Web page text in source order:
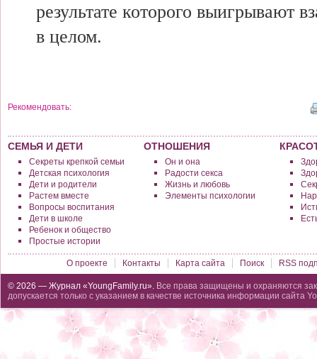
результате которого выигрывают
в целом.
Рекомендовать:
СЕМЬЯ И ДЕТИ
Секреты крепкой семьи
Детская психология
Дети и родители
Растем вместе
Вопросы воспитания
Дети в школе
Ребенок и общество
Простые истории
ОТНОШЕНИЯ
Он и она
Радости секса
Жизнь и любовь
Элементы психологии
О проекте Контакты Карта сайта Поиск RSS
© 2026 — Журнал «YoungFamily.ru». Все права защищены и охраняются
допускается только с указанием в качестве источника информации сайта